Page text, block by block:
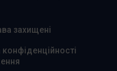
захищені
конфіденційності